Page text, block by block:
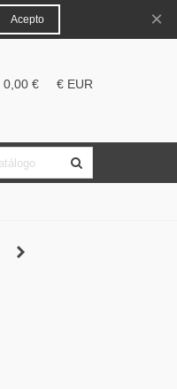
Iniciar sesión
0,00 € € EUR
Acepto ×